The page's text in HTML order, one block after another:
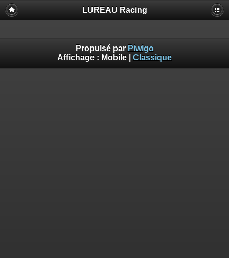
LUREAU Racing
Propulsé par Piwigo
Affichage : Mobile Classique